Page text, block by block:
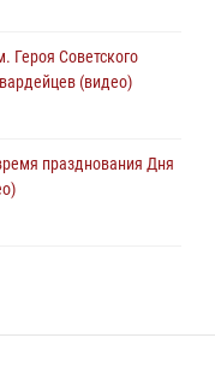
Героя Советского
(видео)
празднования Дня
при